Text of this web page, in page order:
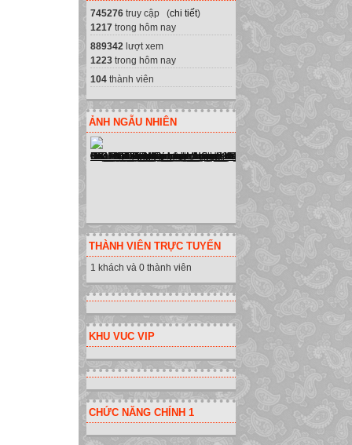
745276 truy cập (chi tiết)
1217 trong hôm nay
889342 lượt xem
1223 trong hôm nay
104 thành viên
ẢNH NGẪU NHIÊN
THÀNH VIÊN TRỰC TUYẾN
1 khách và 0 thành viên
KHU VUC VIP
CHỨC NĂNG CHÍNH 1
móc và nhắc lại.
Những hoạt
liệt kê, đối
Một ví dụ cho
các kì của quá
Các động từ
7
Phiếu học tập
Các trò chơi,
Tra cứu thông tin
Các bài tập đọc
Thực hành hay
Tìm các định
Các trò chơi,
Hiểu
Hiểu là mức độ
đáo ý nghĩa
Hiểu không đơn